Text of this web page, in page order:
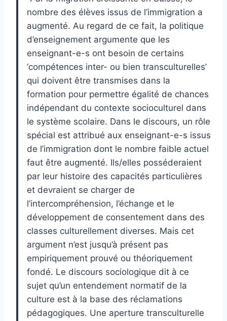
nombre des élèves issus de l’immigration a
augmenté. Au regard de ce fait, la politique
d’enseignement argumente que les
enseignant-e-s ont besoin de certains
‘compétences inter- ou bien transculturelles’
qui doivent être transmises dans la
formation pour permettre égalité de chances
indépendant du contexte socioculturel dans
le système scolaire. Dans le discours, un rôle
spécial est attribué aux enseignant-e-s issus
de l’immigration dont le nombre faible actuel
faut être augmenté. Ils/elles posséderaient
par leur histoire des capacités particulières
et devraient se charger de
l’intercompréhension, l’échange et le
développement de consentement dans des
classes culturellement diverses. Mais cet
argument n’est jusqu’à présent pas
empiriquement prouvé ou théoriquement
fondé. Le discours sociologique dit à ce
sujet qu’un entendement normatif de la
culture est à la base des réclamations
pédagogiques. Une aperture transculturelle